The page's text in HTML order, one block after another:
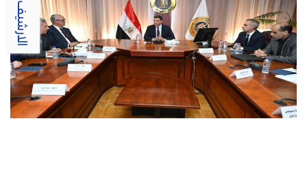
الارشيف